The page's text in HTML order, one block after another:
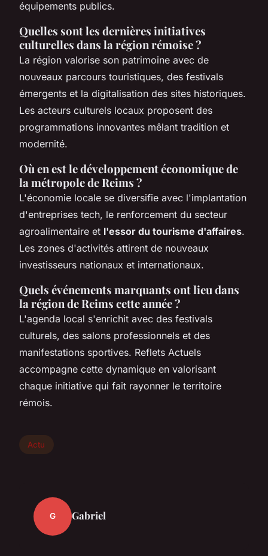
équipements publics.
Quelles sont les dernières initiatives
culturelles dans la région rémoise ?
La région valorise son patrimoine avec de
nouveaux parcours touristiques, des festivals
émergents et la digitalisation des sites historiques.
Les acteurs culturels locaux proposent des
programmations innovantes mêlant tradition et
modernité.
Où en est le développement économique de
la métropole de Reims ?
L'économie locale se diversifie avec l'implantation
d'entreprises tech, le renforcement du secteur
agroalimentaire et l'essor du tourisme d'affaires.
Les zones d'activités attirent de nouveaux
investisseurs nationaux et internationaux.
Quels événements marquants ont lieu dans
la région de Reims cette année ?
L'agenda local s'enrichit avec des festivals
culturels, des salons professionnels et des
manifestations sportives. Reflets Actuels
accompagne cette dynamique en valorisant
chaque initiative qui fait rayonner le territoire
rémois.
Actu
G Gabriel